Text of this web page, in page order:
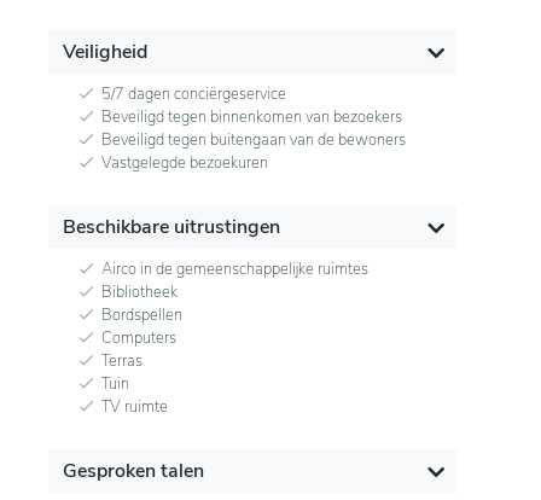
Veiligheid
5/7 dagen conciërgeservice
Beveiligd tegen binnenkomen van bezoekers
Beveiligd tegen buitengaan van de bewoners
Vastgelegde bezoekuren
Beschikbare uitrustingen
Airco in de gemeenschappelijke ruimtes
Bibliotheek
Bordspellen
Computers
Terras
Tuin
TV ruimte
Gesproken talen